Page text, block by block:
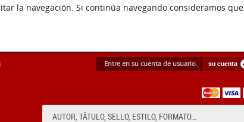
la navegación. Si continúa navegando consideramos que
Entre en su cuenta de usuario. su cuenta